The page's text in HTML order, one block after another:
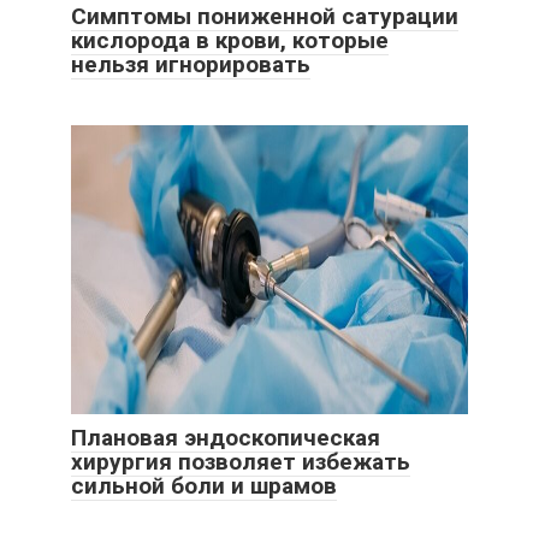
Симптомы пониженной сатурации
кислорода в крови, которые
нельзя игнорировать
Плановая эндоскопическая
хирургия позволяет избежать
сильной боли и шрамов